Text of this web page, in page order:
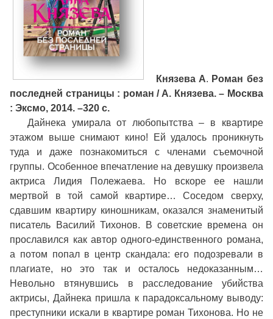
Князева А. Роман без
последней страницы : роман / А. Князева. – Москва
: Эксмо, 2014. –320 с.
Дайнека умирала от любопытства – в квартире
этажом выше снимают кино! Ей удалось проникнуть
туда и даже познакомиться с членами съемочной
группы. Особенное впечатление на девушку произвела
актриса Лидия Полежаева. Но вскоре ее нашли
мертвой в той самой квартире… Соседом сверху,
сдавшим квартиру киношникам, оказался знаменитый
писатель Василий Тихонов. В советские времена он
прославился как автор одного-единственного романа,
а потом попал в центр скандала: его подозревали в
плагиате, но это так и осталось недоказанным…
Невольно втянувшись в расследование убийства
актрисы, Дайнека пришла к парадоксальному выводу:
преступники искали в квартире роман Тихонова. Но не